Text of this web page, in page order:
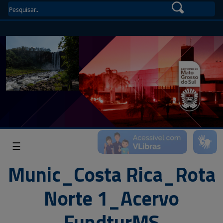
☰
Munic_Costa Rica_Rota
Norte 1_Acervo